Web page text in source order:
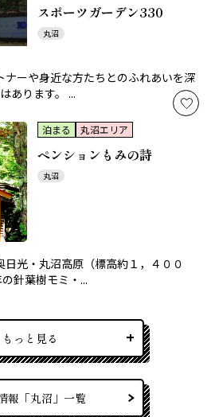
スポーツガーデン330
丸沼
ーや身近な方たちとのふれあいを深
あります。 ...
泊まる 丸沼エリア
ペンションもみの詩
丸沼
光・丸沼高原（標高約１，４００
針葉樹モミ・...
もっと見る
報「丸沼」一覧